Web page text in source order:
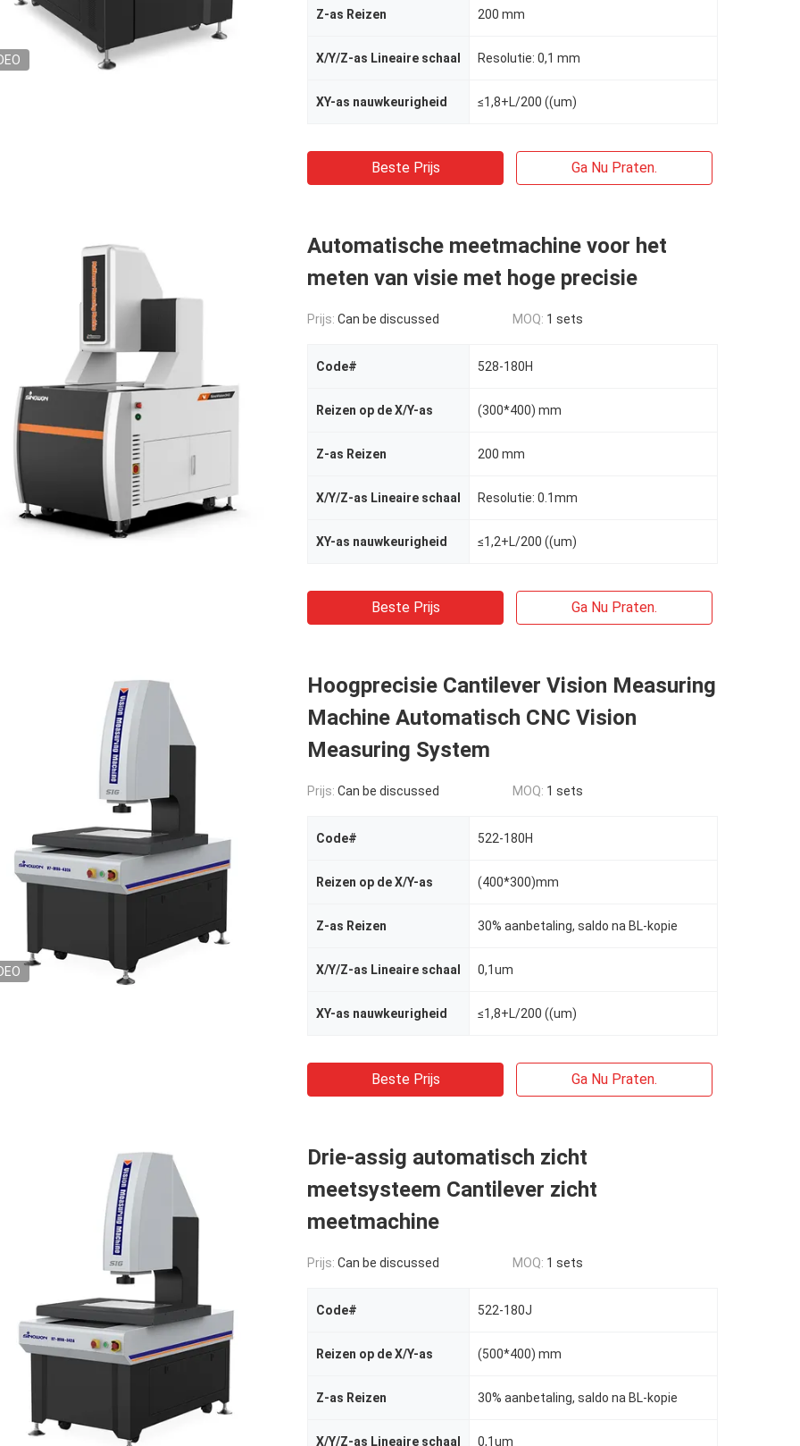
Z-as Reizen 200 mm
X/Y/Z-as Lineaire schaal Resolutie: 0,1 mm
XY-as nauwkeurigheid ≤1,8+L/200 ((um)
Beste Prijs Ga Nu Praten.
Automatische meetmachine voor het
meten van visie met hoge precisie
Prijs: Can be discussed MOQ: 1 sets
Code# 528-180H
Reizen op de X/Y-as (300*400) mm
Z-as Reizen 200 mm
X/Y/Z-as Lineaire schaal Resolutie: 0.1mm
XY-as nauwkeurigheid ≤1,2+L/200 ((um)
Beste Prijs Ga Nu Praten.
Hoogprecisie Cantilever Vision Measuring
Machine Automatisch CNC Vision
Measuring System
Prijs: Can be discussed MOQ: 1 sets
Code# 522-180H
Reizen op de X/Y-as (400*300)mm
Z-as Reizen 30% aanbetaling, saldo na BL-kopie
X/Y/Z-as Lineaire schaal 0,1um
XY-as nauwkeurigheid ≤1,8+L/200 ((um)
Beste Prijs Ga Nu Praten.
Drie-assig automatisch zicht
meetsysteem Cantilever zicht
meetmachine
Prijs: Can be discussed MOQ: 1 sets
Code# 522-180J
Reizen op de X/Y-as (500*400) mm
Z-as Reizen 30% aanbetaling, saldo na BL-kopie
X/Y/Z-as Lineaire schaal 0,1um